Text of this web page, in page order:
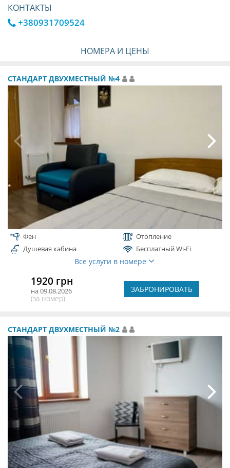
КОНТАКТЫ
+380931709524
НОМЕРА И ЦЕНЫ
СТАНДАРТ ДВУХМЕСТНЫЙ №4
Фен
Отопление
Душевая кабина
Бесплатный Wi-Fi
Все услуги в номере
1920 грн
на 09.08.2026
(за номер)
ЗАБРОНИРОВАТЬ
СТАНДАРТ ДВУХМЕСТНЫЙ №2